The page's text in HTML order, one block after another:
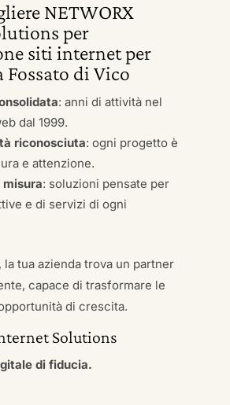
NETWORX
per
siti internet per
Fossato di Vico
: anni di attività nel
dal 1999.
riconosciuta: ogni progetto è
e attenzione.
: soluzioni pensate per
e di servizi di ogni
la tua azienda trova un partner
capace di trasformare le
di crescita.
Solutions
di fiducia.